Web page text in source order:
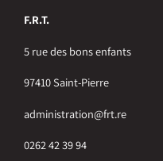
F.R.T.
5 rue des bons enfants
97410 Saint-Pierre
administration@frt.re
0262 42 39 94